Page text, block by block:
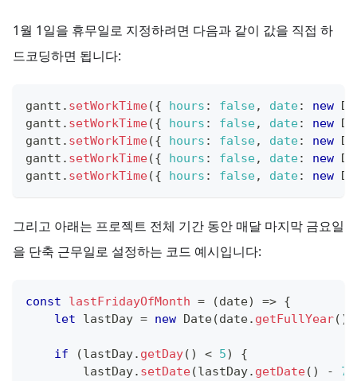
1월 1일을 휴무일로 지정하려면 다음과 같이 값을 직접 하
드코딩하면 됩니다:
gantt . setWorkTime({ hours : false, date: new
gantt . setWorkTime({ hours : false, date: new
gantt . setWorkTime({ hours : false, date: new
gantt . setWorkTime({ hours : false, date: new
gantt . setWorkTime({ hours : false, date: new
그리고 아래는 프로젝트 전체 기간 동안 매달 마지막 금요일
을 단축 근무일로 설정하는 코드 예시입니다:
const lastFridayOfMonth = (date) => {
let lastDay = new Date(date. getFullYear( )
if (lastDay. getDay( ) < 5)
{
        lastDay
. setDate(lastDay. getDate( ) - 7